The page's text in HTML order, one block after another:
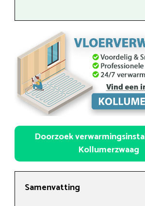
Doorzoek
Kollumerzwaag
Samenvatting